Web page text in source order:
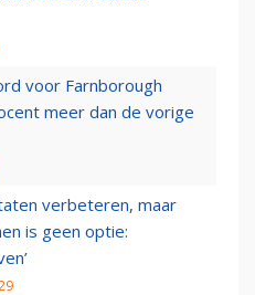
voor Farnborough
meer dan de vorige
verbeteren, maar
is geen optie: